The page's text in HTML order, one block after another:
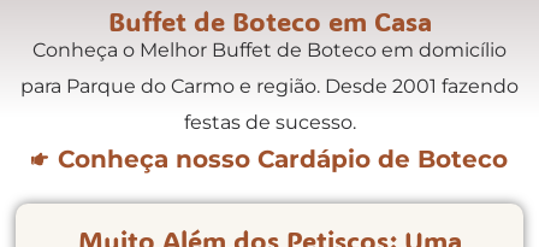
Buffet de Boteco em Casa
Conheça o Melhor Buffet de Boteco em domicílio
para Parque do Carmo e região. Desde 2001 fazendo
festas de sucesso.
Conheça nosso Cardápio de Boteco